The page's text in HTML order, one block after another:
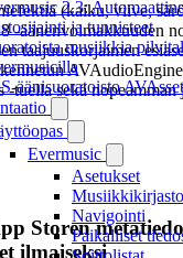
2.3:
ja tunnisteet
musiikkia
äänisuoratoisto
Evermusic
Asetukset
Musiikkikirjasto
Navigointi
Paikalliset
(kaiku, viive,
-äänenvoimakkuuden
taajuuskorjaimen
tuella sekä nopeamman
Storen
ilmaiseksi